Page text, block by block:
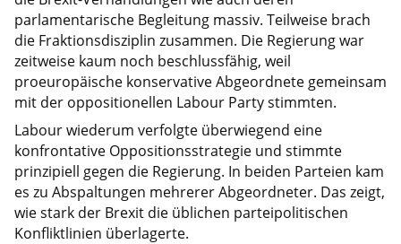
parlamentarische Begleitung massiv. Teilweise brach
die Fraktionsdisziplin zusammen. Die Regierung war
zeitweise kaum noch beschlussfähig, weil
proeuropäische konservative Abgeordnete gemeinsam
mit der oppositionellen Labour Party stimmten.
Labour wiederum verfolgte überwiegend eine
konfrontative Oppositionsstrategie und stimmte
prinzipiell gegen die Regierung. In beiden Parteien kam
es zu Abspaltungen mehrerer Abgeordneter. Das zeigt,
wie stark der Brexit die üblichen parteipolitischen
Konfliktlinien überlagerte.